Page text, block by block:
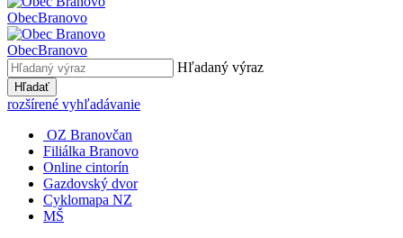
ObecBranovo
ObecBranovo
Hľadaný výraz
Hľadať
rozšírené vyhľadávanie
OZ Branovčan
Filiálka Branovo
Online cintorín
Gazdovský dvor
Cyklomapa NZ
MŠ